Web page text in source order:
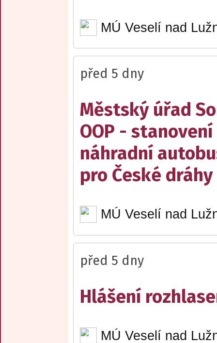
MÚ Veselí nad
před 5 dny
Městský úřad
OOP -
náhradní
pro České dráhy
MÚ Veselí nad
před 5 dny
Hlášení
MÚ Veselí nad